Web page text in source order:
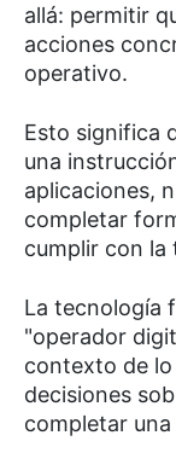
allá: permitir
acciones
operativo.
Esto significa
una
aplicaciones,
completar
cumplir con la
La tecnología
"operador
contexto de
decisiones
completar